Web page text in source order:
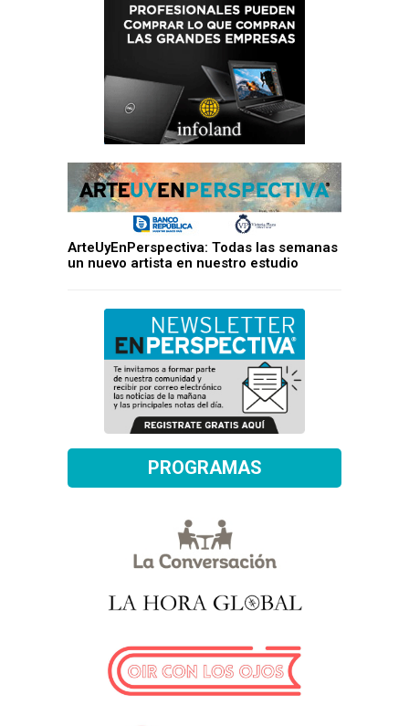
ArteUyEnPerspectiva: Todas las semanas
un nuevo artista en nuestro estudio
PROGRAMAS